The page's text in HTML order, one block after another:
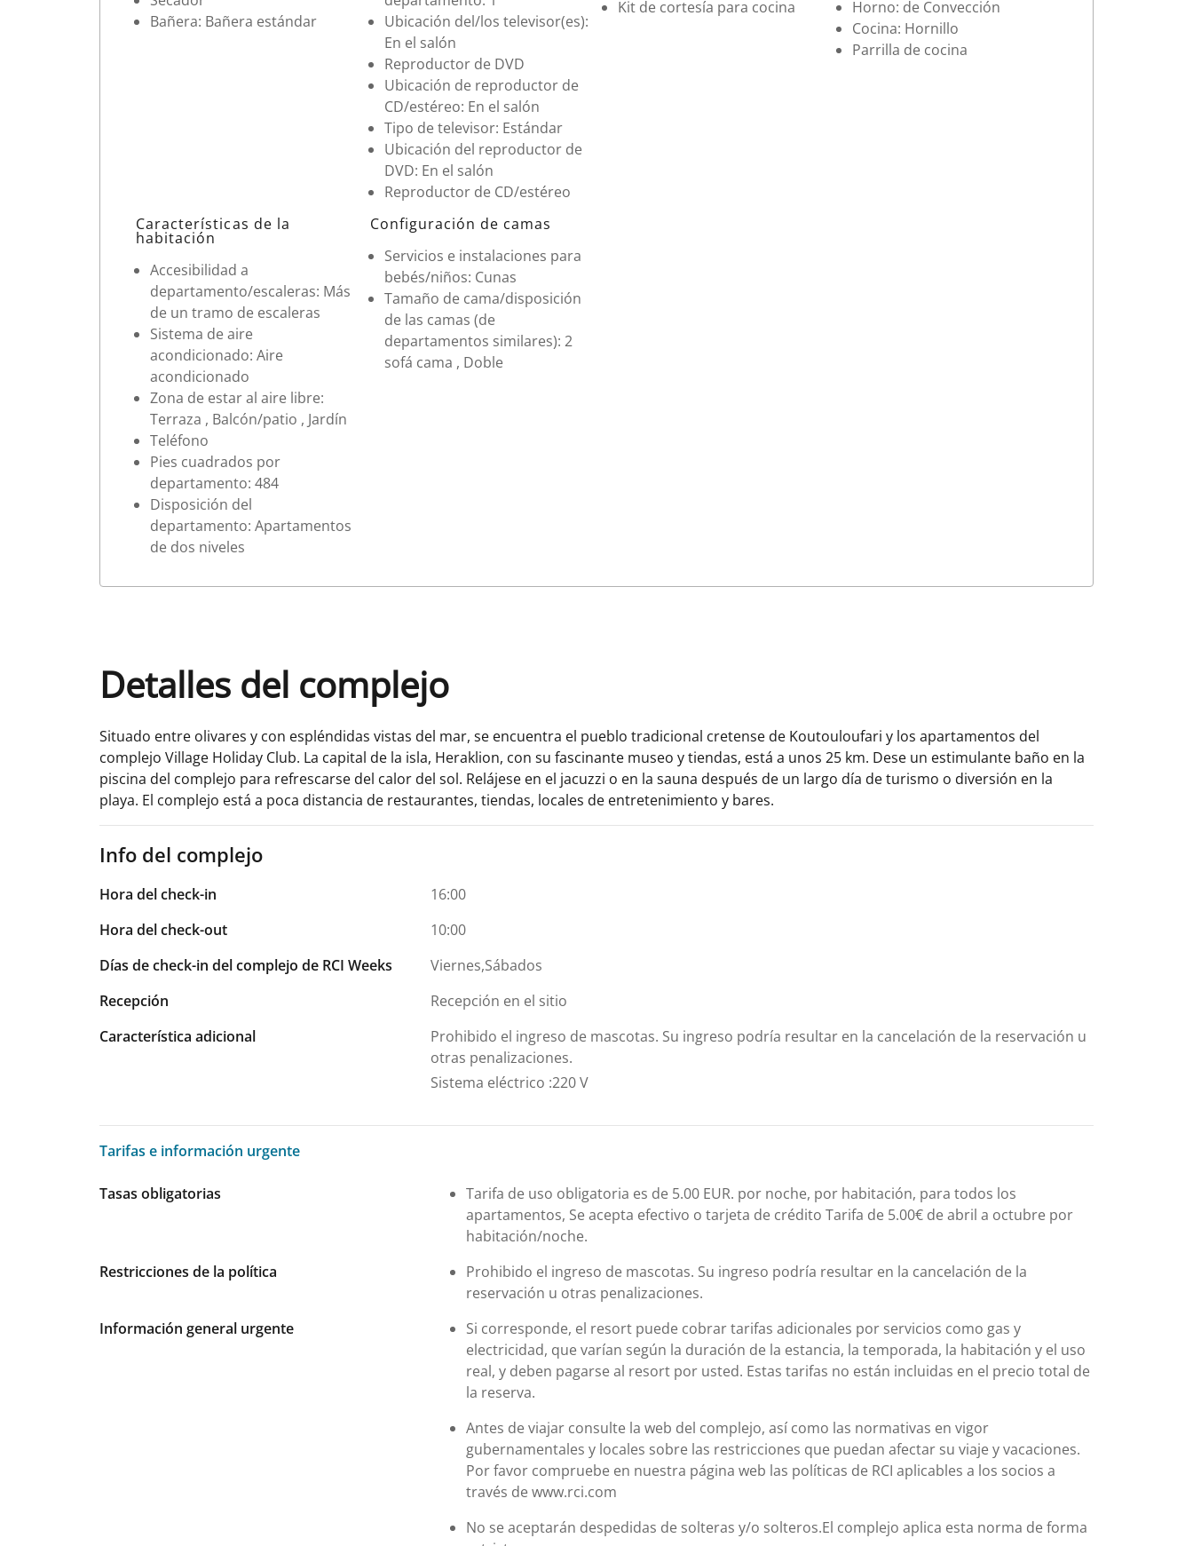
Bañera: Bañera estándar
Ubicación del/los televisor(es):
En el salón
Reproductor de DVD
Ubicación de reproductor de
CD/estéreo: En el salón
Tipo de televisor: Estándar
Ubicación del reproductor de
DVD: En el salón
Reproductor de CD/estéreo
Kit de cortesía para cocina
Horno: de Convección
Cocina: Hornillo
Parrilla de cocina
Características de la
habitación
Accesibilidad a
departamento/escaleras: Más
de un tramo de escaleras
Sistema de aire
acondicionado: Aire
acondicionado
Zona de estar al aire libre:
Terraza , Balcón/patio , Jardín
Teléfono
Pies cuadrados por
departamento: 484
Disposición del
departamento: Apartamentos
de dos niveles
Configuración de camas
Servicios e instalaciones para
bebés/niños: Cunas
Tamaño de cama/disposición
de las camas (de
departamentos similares): 2
sofá cama , Doble
Detalles del complejo
Situado entre olivares y con espléndidas vistas del mar, se encuentra el pueblo tradicional cretense de Koutouloufari y los apartamentos del
complejo Village Holiday Club. La capital de la isla, Heraklion, con su fascinante museo y tiendas, está a unos 25 km. Dese un estimulante baño en la
piscina del complejo para refrescarse del calor del sol. Relájese en el jacuzzi o en la sauna después de un largo día de turismo o diversión en la
playa. El complejo está a poca distancia de restaurantes, tiendas, locales de entretenimiento y bares.
Info del complejo
Hora del check-in
16:00
Hora del check-out
10:00
Días de check-in del complejo de RCI Weeks
Viernes,Sábados
Recepción
Recepción en el sitio
Característica adicional
Prohibido el ingreso de mascotas. Su ingreso podría resultar en la cancelación de la reservación u
otras penalizaciones.
Sistema eléctrico :220 V
Tarifas e información urgente
Tarifas e información urgente
Tasas obligatorias
Tarifa de uso obligatoria es de 5.00 EUR. por noche, por habitación, para todos los
apartamentos, Se acepta efectivo o tarjeta de crédito Tarifa de 5.00€ de abril a octubre por
habitación/noche.
Restricciones de la política
Prohibido el ingreso de mascotas. Su ingreso podría resultar en la cancelación de la
reservación u otras penalizaciones.
Información general urgente
Si corresponde, el resort puede cobrar tarifas adicionales por servicios como gas y
electricidad, que varían según la duración de la estancia, la temporada, la habitación y el uso
real, y deben pagarse al resort por usted. Estas tarifas no están incluidas en el precio total de
la reserva.
Antes de viajar consulte la web del complejo, así como las normativas en vigor
gubernamentales y locales sobre las restricciones que puedan afectar su viaje y vacaciones.
Por favor compruebe en nuestra página web las políticas de RCI aplicables a los socios a
través de www.rci.com
No se aceptarán despedidas de solteras y/o solteros.El complejo aplica esta norma de forma